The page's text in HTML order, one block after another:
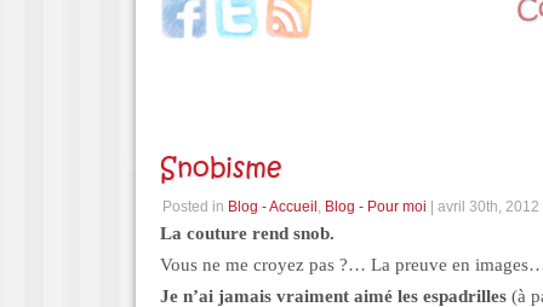
Snobisme
Posted in Blog - Accueil , Blog - Pour moi | avril 30th, 2012
La couture rend snob.
Vous ne me croyez pas ?… La preuve en
Je n’ai jamais vraiment aimé les espadrilles (à